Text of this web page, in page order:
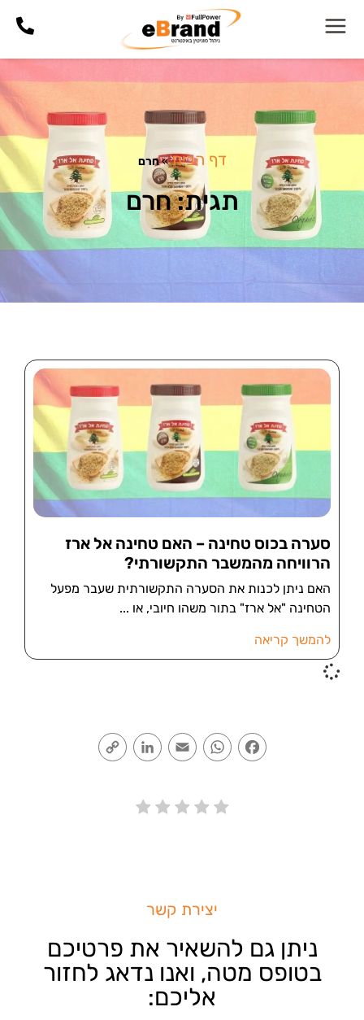
דף הבית»חרם
תגית: חרם
סערה בכוס טחינה – האם טחינה אל ארז
הרוויחה מהמשבר התקשורתי?
האם ניתן לכנות את הסערה התקשורתית שעבר מפעל
הטחינה "אל ארז" בתור משהו חיובי, או
להמשך קריאה
Facebook
WhatsApp
Email
LinkedIn
יצירת קשר
ניתן גם להשאיר את פרטיכם
בטופס מטה, ואנו נדאג לחזור
אליכם: